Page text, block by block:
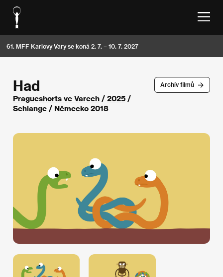
61. MFF Karlovy Vary se koná 2. 7. – 10. 7. 2027
Archív filmů
Had
Pragueshorts ve Varech / 2025 /
Schlange / Německo 2018